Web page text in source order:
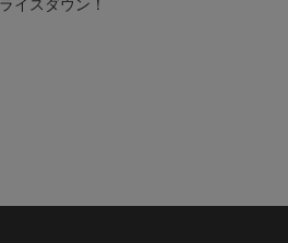
イスダウン！